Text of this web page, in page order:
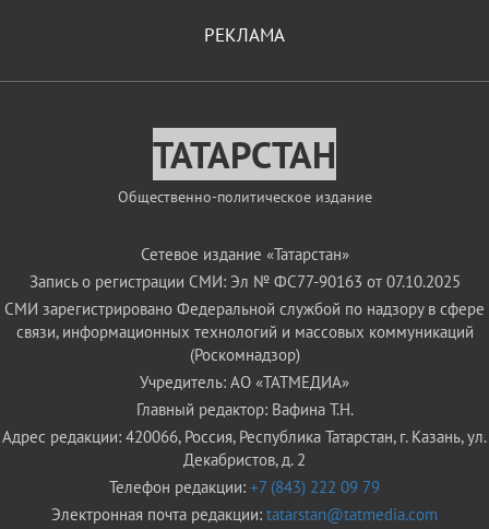
РЕКЛАМА
ТАТАРСТАН
Общественно-политическое издание
Сетевое издание «Татарстан»
Запись о регистрации СМИ: Эл № ФС77-90163 от 07.10.2025
СМИ зарегистрировано Федеральной службой по надзору в сфере
связи, информационных технологий и массовых коммуникаций
(Роскомнадзор)
Учредитель: АО «ТАТМЕДИА»
Главный редактор: Вафина Т.Н.
Адрес редакции: 420066, Россия, Республика Татарстан, г. Казань, ул.
Декабристов, д. 2
Телефон редакции: +7 (843) 222 09 79
Электронная почта редакции: tatarstan@tatmedia.com